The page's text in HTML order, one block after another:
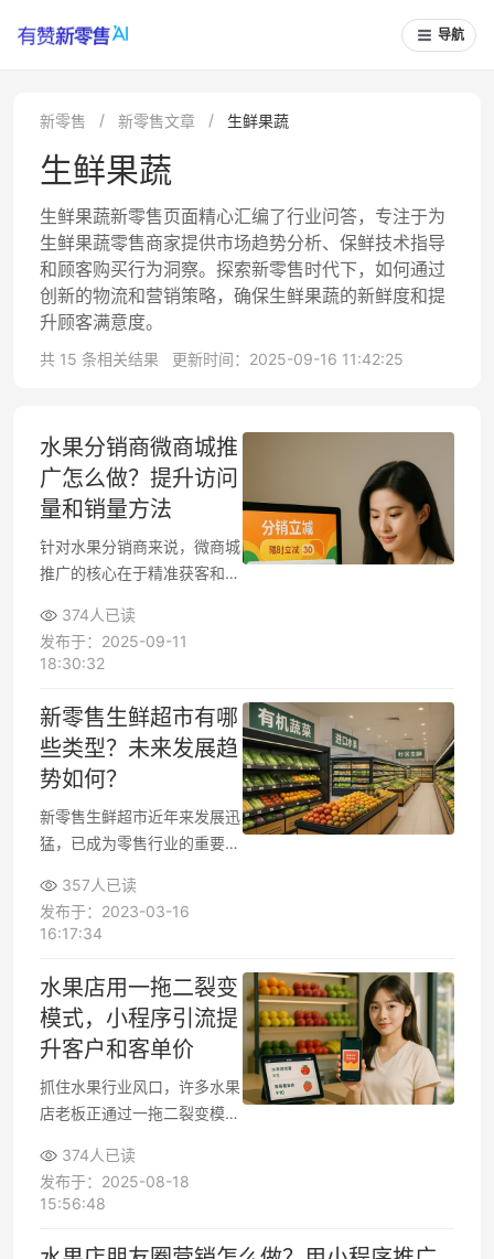
导航
新零售 新零售文章 生鲜果蔬
生鲜果蔬
生鲜果蔬新零售页面精心汇编了行业问答，专注于为
生鲜果蔬零售商家提供市场趋势分析、保鲜技术指导
和顾客购买行为洞察。探索新零售时代下，如何通过
创新的物流和营销策略，确保生鲜果蔬的新鲜度和提
升顾客满意度。
共 15 条相关结果 更新时间：2025-09-16 11:42:25
水果分销商微商城推
广怎么做？提升访问
量和销量方法
针对水果分销商来说，微商城
推广的核心在于精准获客和提
费习惯的渠道尤为关键。想要
有效增加微商城访问量和销
户，还需巧用社交平台裂变，
形成持续引流和转化的正循
环。这篇内容将以实际角度，
深入解读五种被反复验证有效
的推广方法，每一步都配有关
键行动建议。
374人已读
发布于：2025-09-11
18:30:32
新零售生鲜超市有哪
些类型？未来发展趋
势如何？
新零售生鲜超市近年来发展迅
猛，已成为零售行业的重要增
渠道，通过数字化手段提升运
营效率，同时满足消费者对生
双重需求。目前市场上主要存
在三种主流模式，各自针对不
同消费场景和客群需求。未来
随着技术迭代和消费升级，行
业将呈现更明显的差异化竞争
格局。
357人已读
发布于：2023-03-16
16:17:34
水果店用一拖二裂变
模式，小程序引流提
升客户和客单价
抓住水果行业风口，许多水果
店老板正通过一拖二裂变模式
新客流量和提升客单价。本文
深入剖析这一新玩法，结合真
的老板，少走弯路，用低成本
374人已读
发布于：2025-08-18
15:56:48